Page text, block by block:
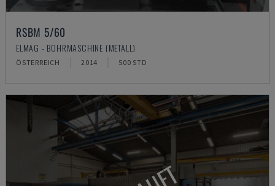
RSBM 5/60
ELMAG - BOHRMASCHINE (METALL)
ÖSTERREICH 2014 500 STD